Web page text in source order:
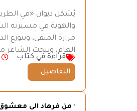
يُشكل ديوان «في
والهوية في مسيرته
مرارة المنفى،
العام، ويبحث الشاعر
قراءة في كتاب
التفاصيل ...
· من فرهاد الى